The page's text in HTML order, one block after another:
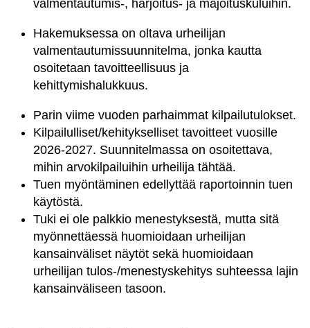
valmentautumis-, harjoitus- ja majoituskuluihin.
Hakemuksessa on oltava urheilijan
valmentautumissuunnitelma, jonka kautta
osoitetaan tavoitteellisuus ja
kehittymishalukkuus.
Parin viime vuoden parhaimmat kilpailutulokset.
Kilpailulliset/kehitykselliset tavoitteet vuosille
2026-2027. Suunnitelmassa on osoitettava,
mihin arvokilpailuihin urheilija tähtää.
Tuen myöntäminen edellyttää raportoinnin tuen
käytöstä.
Tuki ei ole palkkio menestyksestä, mutta sitä
myönnettäessä huomioidaan urheilijan
kansainväliset näytöt sekä huomioidaan
urheilijan tulos-/menestyskehitys suhteessa lajin
kansainväliseen tasoon.